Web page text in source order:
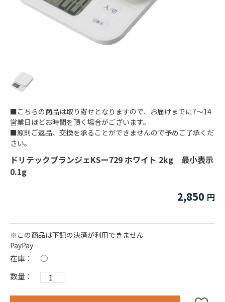
ドリテックブランジェKSー729 ホワイト 2kg 最小表示
0.1g
2,850
※この商品は下記の決済が利用できません
PayPay
在庫：
○
数量：
■こちらの商品は取り寄せとなりますので、お届けまでに7～14
営業日ほどお時間を頂く場合がございます。
■原則ご返品、交換を承ることができませんので予めご了承くだ
さい。